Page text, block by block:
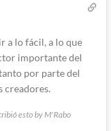
a lo fácil, a lo que
importante del
por parte del
creadores.
esto by M'Rabo